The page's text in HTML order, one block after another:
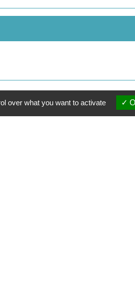
over what you want to activate